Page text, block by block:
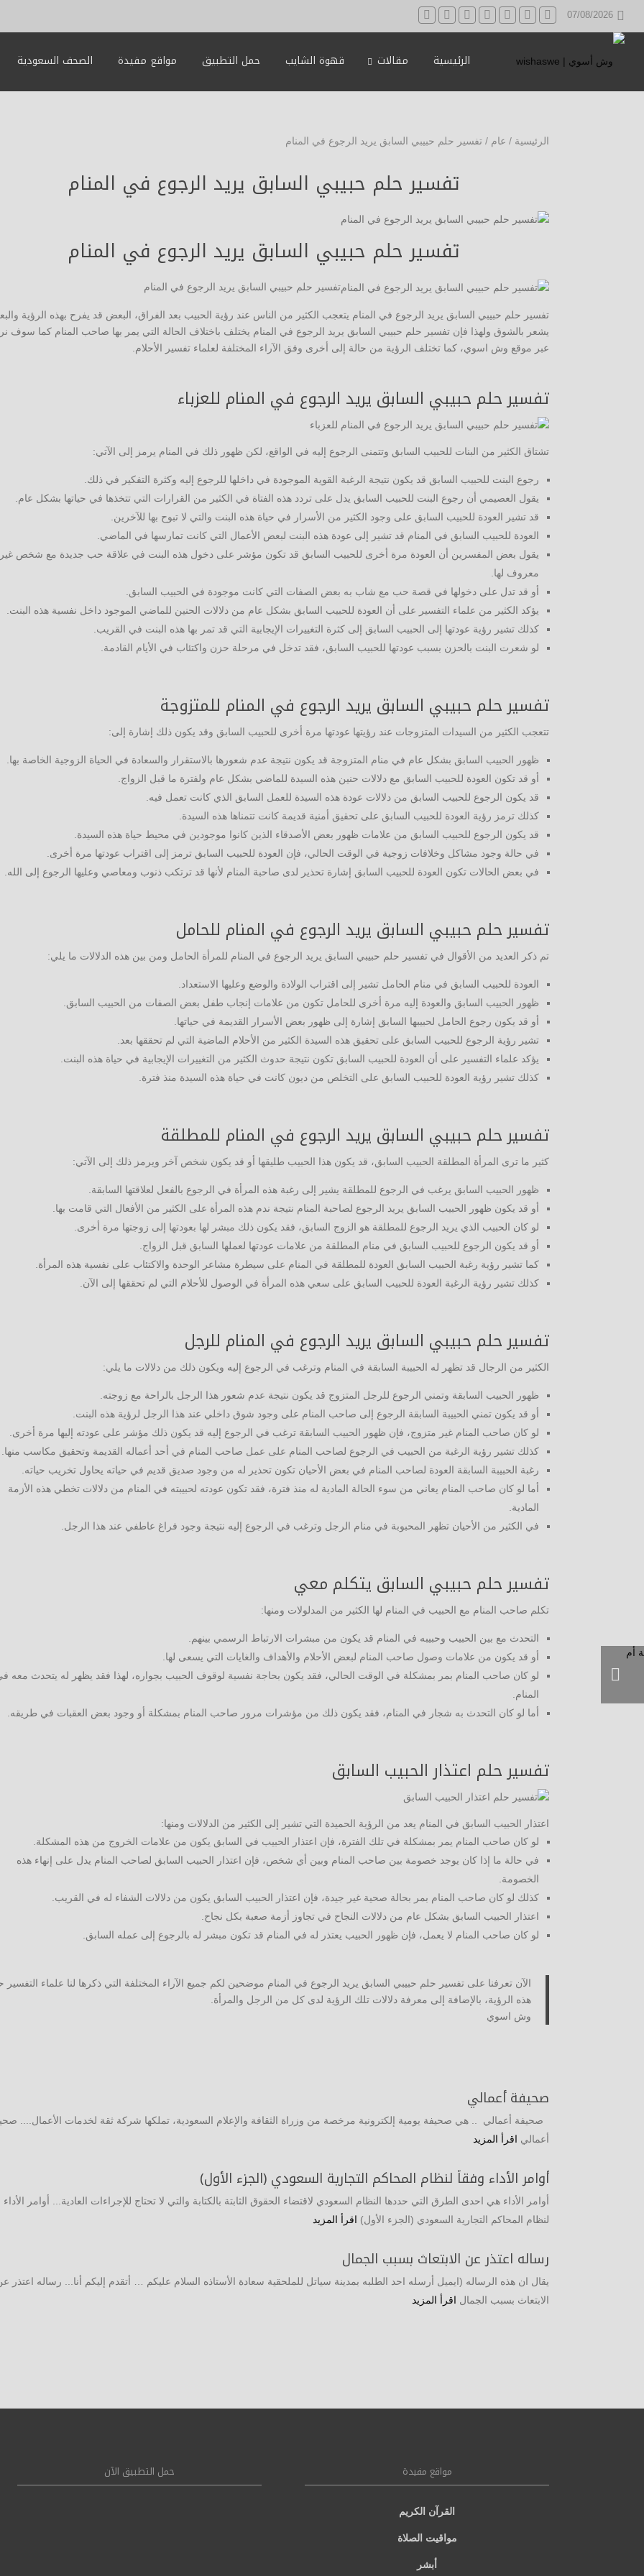
07/08/2026
الرئيسية مقالات قهوة الشايب حمل التطبيق مواقع مفيدة الصحف السعودية
الرئيسية / عام / تفسير حلم حبيبي السابق يريد الرجوع في المنام
تفسير حلم حبيبي السابق يريد الرجوع في المنام
تفسير حلم حبيبي السابق يريد الرجوع في المنام
تفسير حلم حبيبي السابق يريد الرجوع في المنام
تفسير حلم حبيبي السابق يريد الرجوع في المنام يتعجب الكثير من الناس عند رؤية الحبيب بعد الفراق، البعض قد يفرح بهذه الرؤية
يشعر بالشوق ولهذا فإن تفسير حلم حبيبي السابق يريد الرجوع في المنام يختلف باختلاف الحالة التي يمر بها صاحب المنام كما سوف
عبر موقع وش اسوي، كما تختلف الرؤية من حالة إلى أخرى وفق الآراء المختلفة لعلماء تفسير الأحلام.
تفسير حلم حبيبي السابق يريد الرجوع في المنام للعزباء
تشتاق الكثير من البنات للحبيب السابق وتتمنى الرجوع إليه في الواقع، لكن ظهور ذلك في المنام يرمز إلى الآتي:
رجوع البنت للحبيب السابق قد يكون نتيجة الرغبة القوية الموجودة في داخلها للرجوع إليه وكثرة التفكير في ذلك.
يقول العصيمي أن رجوع البنت للحبيب السابق يدل على تردد هذه الفتاة في الكثير من القرارات التي تتخذها في حياتها بشكل عام.
قد تشير العودة للحبيب السابق على وجود الكثير من الأسرار في حياة هذه البنت والتي لا تبوح بها للآخرين.
العودة للحبيب السابق في المنام قد تشير إلى عودة هذه البنت لبعض الأعمال التي كانت تمارسها في الماضي.
يقول بعض المفسرين أن العودة مرة أخرى للحبيب السابق قد تكون مؤشر على دخول هذه البنت في علاقة حب جديدة مع شخص غير
معروف لها.
أو قد تدل على دخولها في قصة حب مع شاب به بعض الصفات التي كانت موجودة في الحبيب السابق.
يؤكد الكثير من علماء التفسير على أن العودة للحبيب السابق بشكل عام من دلالات الحنين للماضي الموجود داخل نفسية هذه البنت.
كذلك تشير رؤية عودتها إلى الحبيب السابق إلى كثرة التغييرات الإيجابية التي قد تمر بها هذه البنت في القريب.
لو شعرت البنت بالحزن بسبب عودتها للحبيب السابق، فقد تدخل في مرحلة حزن واكتئاب في الأيام القادمة.
تفسير حلم حبيبي السابق يريد الرجوع في المنام للمتزوجة
تتعجب الكثير من السيدات المتزوجات عند رؤيتها عودتها مرة أخرى للحبيب السابق وقد يكون ذلك إشارة إلى:
ظهور الحبيب السابق بشكل عام في منام المتزوجة قد يكون نتيجة عدم شعورها بالاستقرار والسعادة في الحياة الزوجية الخاصة بها.
أو قد تكون العودة للحبيب السابق مع دلالات حنين هذه السيدة للماضي بشكل عام ولفترة ما قبل الزواج.
قد يكون الرجوع للحبيب السابق من دلالات عودة هذه السيدة للعمل السابق الذي كانت تعمل فيه.
كذلك ترمز رؤية العودة للحبيب السابق على تحقيق أمنية قديمة كانت تتمناها هذه السيدة.
قد يكون الرجوع للحبيب السابق من علامات ظهور بعض الأصدقاء الذين كانوا موجودين في محيط حياة هذه السيدة.
في حالة وجود مشاكل وخلافات زوجية في الوقت الحالي، فإن العودة للحبيب السابق ترمز إلى اقتراب عودتها مرة أخرى.
في بعض الحالات تكون العودة للحبيب السابق إشارة تحذير لدى صاحبة المنام لأنها قد ترتكب ذنوب ومعاصي وعليها الرجوع إلى الله.
تفسير حلم حبيبي السابق يريد الرجوع في المنام للحامل
تم ذكر العديد من الأقوال في تفسير حلم حبيبي السابق يريد الرجوع في المنام للمرأة الحامل ومن بين هذه الدلالات ما يلي:
العودة للحبيب السابق في منام الحامل تشير إلى اقتراب الولادة والوضع وعليها الاستعداد.
ظهور الحبيب السابق والعودة إليه مرة أخرى للحامل تكون من علامات إنجاب طفل بعض الصفات من الحبيب السابق.
أو قد يكون رجوع الحامل لحبيبها السابق إشارة إلى ظهور بعض الأسرار القديمة في حياتها.
تشير رؤية الرجوع للحبيب السابق على تحقيق هذه السيدة الكثير من الأحلام الماضية التي لم تحققها بعد.
يؤكد علماء التفسير على أن العودة للحبيب السابق تكون نتيجة حدوث الكثير من التغييرات الإيجابية في حياة هذه البنت.
كذلك تشير رؤية العودة للحبيب السابق على التخلص من ديون كانت في حياة هذه السيدة منذ فترة.
تفسير حلم حبيبي السابق يريد الرجوع في المنام للمطلقة
كثير ما ترى المرأة المطلقة الحبيب السابق، قد يكون هذا الحبيب طليقها أو قد يكون شخص آخر ويرمز ذلك إلى الآتي:
ظهور الحبيب السابق يرغب في الرجوع للمطلقة يشير إلى رغبة هذه المرأة في الرجوع بالفعل لعلاقتها السابقة.
أو قد يكون ظهور الحبيب السابق يريد الرجوع لصاحبة المنام نتيجة ندم هذه المرأة على الكثير من الأفعال التي قامت بها.
لو كان الحبيب الذي يريد الرجوع للمطلقة هو الزوج السابق، فقد يكون ذلك مبشر لها بعودتها إلى زوجتها مرة أخرى.
أو قد يكون الرجوع للحبيب السابق في منام المطلقة من علامات عودتها لعملها السابق قبل الزواج.
كما تشير رؤية رغبة الحبيب السابق العودة للمطلقة في المنام على سيطرة مشاعر الوحدة والاكتئاب على نفسية هذه المرأة.
كذلك تشير رؤية الرغبة العودة للحبيب السابق على سعي هذه المرأة في الوصول للأحلام التي لم تحققها إلى الآن.
تفسير حلم حبيبي السابق يريد الرجوع في المنام للرجل
الكثير من الرجال قد تظهر له الحبيبة السابقة في المنام وترغب في الرجوع إليه ويكون ذلك من دلالات ما يلي:
ظهور الحبيب السابقة وتمني الرجوع للرجل المتزوج قد يكون نتيجة عدم شعور هذا الرجل بالراحة مع زوجته.
أو قد يكون تمني الحبيبة السابقة الرجوع إلى صاحب المنام على وجود شوق داخلي عند هذا الرجل لرؤية هذه البنت.
لو كان صاحب المنام غير متزوج، فإن ظهور الحبيب السابقة ترغب في الرجوع إليه قد يكون ذلك مؤشر على عودته إليها مرة أخرى.
كذلك تشير رؤية الرغبة من الحبيب في الرجوع لصاحب المنام على عمل صاحب المنام في أحد أعماله القديمة وتحقيق مكاسب منها.
رغبة الحبيبة السابقة العودة لصاحب المنام في بعض الأحيان تكون تحذير له من وجود صديق قديم في حياته يحاول تخريب حياته.
أما لو كان صاحب المنام يعاني من سوء الحالة المادية له منذ فترة، فقد تكون عودته لحبيبته في المنام من دلالات تخطي هذه الأزمة
المادية.
في الكثير من الأحيان تظهر المحبوبة في منام الرجل وترغب في الرجوع إليه نتيجة وجود فراغ عاطفي عند هذا الرجل.
تفسير حلم حبيبي السابق يتكلم معي
تكلم صاحب المنام مع الحبيب في المنام لها الكثير من المدلولات ومنها:
التحدث مع بين الحبيب وحبيبه في المنام قد يكون من مبشرات الارتباط الرسمي بينهم.
أو قد يكون من علامات وصول صاحب المنام لبعض الأحلام والأهداف والغايات التي يسعى لها.
لو كان صاحب المنام بمر بمشكلة في الوقت الحالي، فقد يكون بحاجة نفسية لوقوف الحبيب بجواره، لهذا فقد يظهر له يتحدث معه
المنام.
أما لو كان التحدث به شجار في المنام، فقد يكون ذلك من مؤشرات مرور صاحب المنام بمشكلة أو وجود بعض العقبات في طريقه.
تفسير حلم اعتذار الحبيب السابق
اعتذار الحبيب السابق في المنام يعد من الرؤية الحميدة التي تشير إلى الكثير من الدلالات ومنها:
لو كان صاحب المنام يمر بمشكلة في تلك الفترة، فإن اعتذار الحبيب في السابق يكون من علامات الخروج من هذه المشكلة.
في حالة ما إذا كان يوجد خصومة بين صاحب المنام وبين أي شخص، فإن اعتذار الحبيب السابق لصاحب المنام يدل على إنهاء هذه
الخصومة.
كذلك لو كان صاحب المنام بمر بحالة صحية غير جيدة، فإن اعتذار الحبيب السابق يكون من دلالات الشفاء له في القريب.
اعتذار الحبيب السابق بشكل عام من دلالات النجاح في تجاوز أزمة صعبة بكل نجاح.
لو كان صاحب المنام لا يعمل، فإن ظهور الحبيب يعتذر له في المنام قد تكون مبشر له بالرجوع إلى عمله السابق.
الآن تعرفنا على تفسير حلم حبيبي السابق يريد الرجوع في المنام موضحين لكم جميع الآراء المختلفة التي ذكرها لنا علماء التفسير
هذه الرؤية، بالإضافة إلى معرفة دلالات تلك الرؤية لدى كل من الرجل والمرأة.
وش اسوي
صحيفة أعمالي
صحيفة أعمالي .. هي صحيفة يومية إلكترونية مرخصة من وزراة الثقافة والإعلام السعودية، تملكها شركة ثقة لخدمات الأعمال....
أعمالي اقرأ المزيد
أوامر الأداء وفقاً لنظام المحاكم التجارية السعودي (الجزء الأول)
أوامر الأداء هي احدى الطرق التي حددها النظام السعودي لاقتضاء الحقوق الثابتة بالكتابة والتي لا تحتاج للإجراءات العادية... أوامر الأداء
لنظام المحاكم التجارية السعودي (الجزء الأول) اقرأ المزيد
رساله اعتذر عن الابتعاث بسبب الجمال
يقال ان هذه الرساله (ايميل أرسله احد الطلبه بمدينة سياتل للملحقية سعادة الأستاذه السلام عليكم … أتقدم إليكم أنا... رساله اعتذر
الابتعاث بسبب الجمال اقرأ المزيد
مواقع مفيدة
القرآن الكريم
مواقيت الصلاة
أبشر
حمل التطبيق الآن